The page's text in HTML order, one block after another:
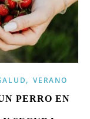
,VERANO
PERRO EN